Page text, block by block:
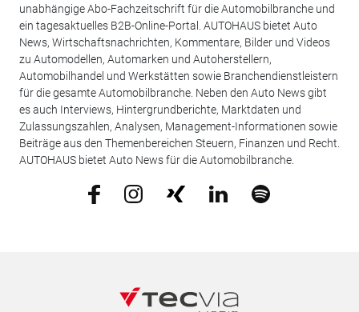
unabhängige Abo-Fachzeitschrift für die Automobilbranche und
ein tagesaktuelles B2B-Online-Portal. AUTOHAUS bietet Auto
News, Wirtschaftsnachrichten, Kommentare, Bilder und Videos
zu Automodellen, Automarken und Autoherstellern,
Automobilhandel und Werkstätten sowie Branchendienstleistern
für die gesamte Automobilbranche. Neben den Auto News gibt
es auch Interviews, Hintergrundberichte, Marktdaten und
Zulassungszahlen, Analysen, Management-Informationen sowie
Beiträge aus den Themenbereichen Steuern, Finanzen und Recht.
AUTOHAUS bietet Auto News für die Automobilbranche.